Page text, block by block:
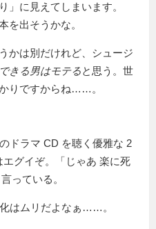
」に見えてしまいます。
を出そうかな。
かは別だけれど、シュージ
きる男はモテると思う。世
りですからね……。
ドラマ CD を聴く優雅な 2
グイぞ。
じゃあ 楽に死
っている。
はムリだよなぁ……。